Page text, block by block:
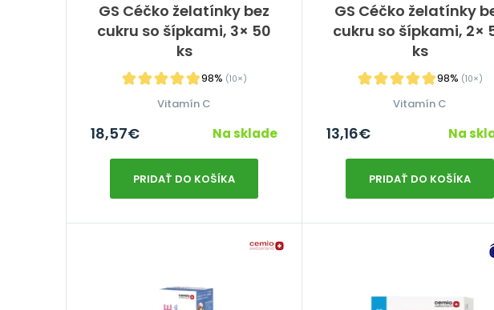
GS Céčko želatínky bez
cukru so šípkami, 3× 50
ks
98% (10×)
Vitamín C
18,57€ Na sklade
PRIDAŤ DO KOŠÍKA
GS Céčko želatínky
cukru so šípkami, 2×
ks
98% (10×)
Vitamín C
13,16€ Na
PRIDAŤ DO KOŠÍKA